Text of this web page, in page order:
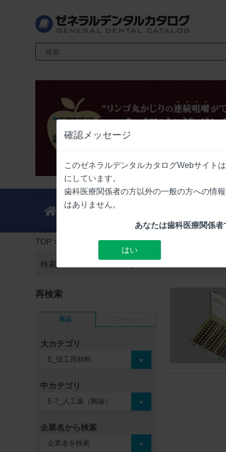
確認メッセージ
このゼネラルデンタルカタログWebサイト
にしています。
歯科医療関係者の方以外の一般の方への情
はありません。
あなたは歯科医療関係者
はい
検索キーワード入力
新製品
TOP > 検索結果一覧
検索結果1件中
再検索
商品
大カテゴリ
中カテゴリ
企業名から検索